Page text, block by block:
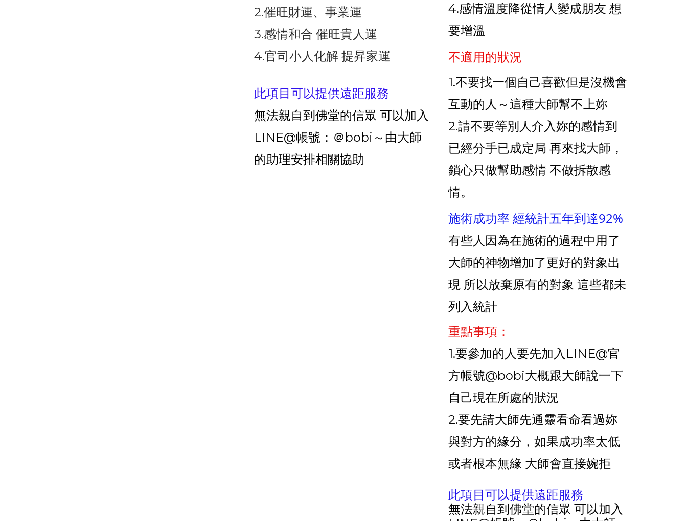
2.催旺財運、事業運
3.感情和合 催旺貴人運
4.官司小人化解 提昇家運
此項目可以提供遠距服務
無法親自到佛堂的信眾 可以加入
LINE@帳號：＠bobi～由大師
的助理安排相關協助
4.感情溫度降從情人變成朋友 想
要增溫
不適用的狀況
1.不要找一個自己喜歡但是沒機會
互動的人～這種大師幫不上妳
2.請不要等別人介入妳的感情到
已經分手已成定局 再來找大師，
鎖心只做幫助感情 不做拆散感
情。
施術成功率 經統計五年到達92%
有些人因為在施術的過程中用了
大師的神物增加了更好的對象出
現 所以放棄原有的對象 這些都未
列入統計
重點事項：
1.要參加的人要先加入LINE@官
方帳號@bobi大概跟大師說一下
自己現在所處的狀況
2.要先請大師先通靈看命看過妳
與對方的緣分，如果成功率太低
或者根本無緣 大師會直接婉拒
此項目可以提供遠距服務
無法親自到佛堂的信眾 可以加入